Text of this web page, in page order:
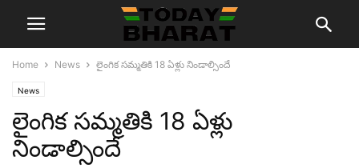
Home News లైంగిక సమ్మతికి 18 ఏళ్లు నిండాల్సిందే
News
లైంగిక సమ్మతికి 18 ఏళ్లు
నిండాల్సిందే